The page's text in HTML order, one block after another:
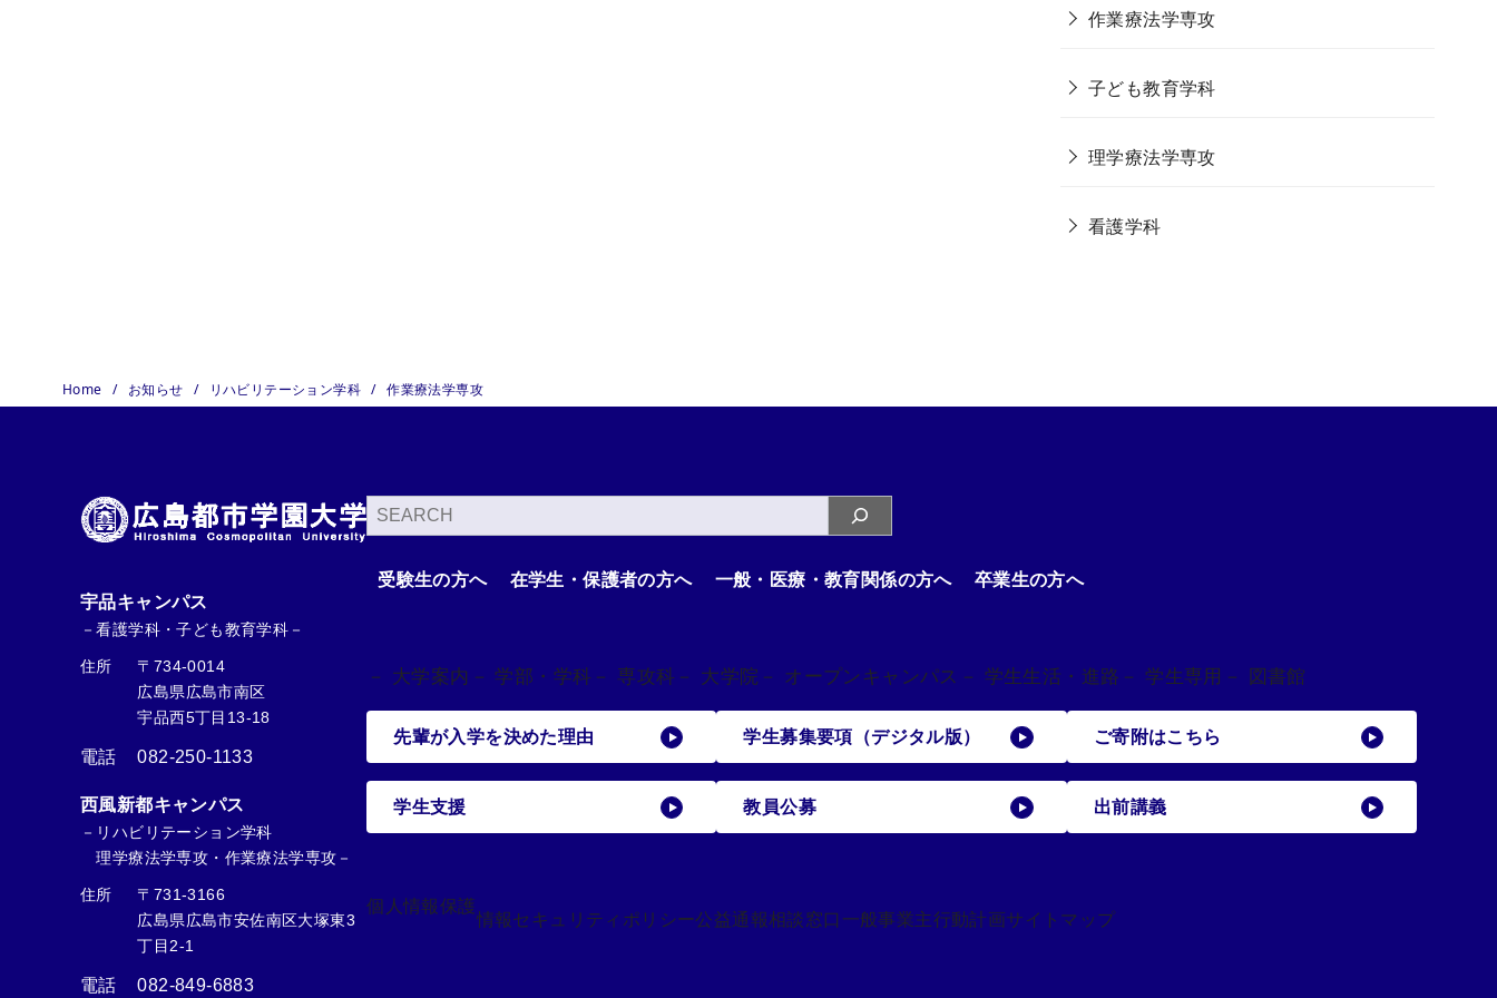
作業療法学専攻
子ども教育学科
理学療法学専攻
看護学科
Home お知らせ リハビリテーション学科 作業療法学専攻
宇品キャンパス
－看護学科・子ども教育学科－
住所
〒734-0014
広島県広島市南区
宇品西5丁目13-18
電話 082-250-1133
西風新都キャンパス
－リハビリテーション学科
理学療法学専攻・作業療法学専攻－
住所
〒731-3166
広島県広島市安佐南区大塚東3
丁目2-1
電話 082-849-6883
検
索
受験生の方へ 在学生・保護者の方へ 一般・医療・教育関係の方へ 卒業生の方へ
－ 大学案内 － 学部・学科 － 専攻科 － 大学院 － オープンキャンパス － 学生生活・進路 － 学生専用 － 図書館
先輩が入学を決めた理由 学生募集要項（デジタル版） ご寄附はこちら
学生支援 教員公募 出前講義
個人情報保護
情報セキュリティポリシー公益通報相談窓口 一般事業主行動計画サイトマップ